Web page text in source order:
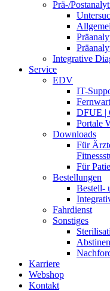
Prä-/
Integrative
Service
EDV
IT-
DFUE |
Portale
Downloads
Für
Für
Bestellungen
Bestell-
Fahrdienst
Sonstiges
Karriere
Webshop
Kontakt